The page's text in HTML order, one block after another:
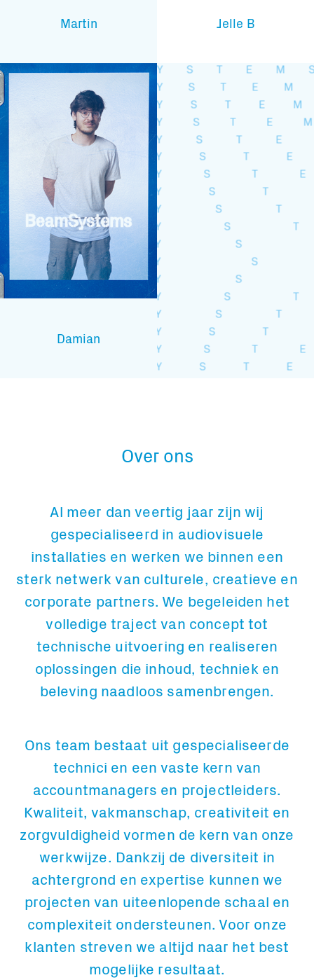
Martin Jelle B
Damian
Over ons
Al meer dan veertig jaar zijn wij
gespecialiseerd in audiovisuele
installaties en werken we binnen een
sterk netwerk van culturele, creatieve en
corporate partners. We begeleiden het
volledige traject van concept tot
technische uitvoering en realiseren
oplossingen die inhoud, techniek en
beleving naadloos samenbrengen.
Ons team bestaat uit gespecialiseerde
technici en een vaste kern van
accountmanagers en projectleiders.
Kwaliteit, vakmanschap, creativiteit en
zorgvuldigheid vormen de kern van onze
werkwijze. Dankzij de diversiteit in
achtergrond en expertise kunnen we
projecten van uiteenlopende schaal en
complexiteit ondersteunen. Voor onze
klanten streven we altijd naar het best
mogelijke resultaat.
Subscribe to our mailing list
En blijf op de hoogte